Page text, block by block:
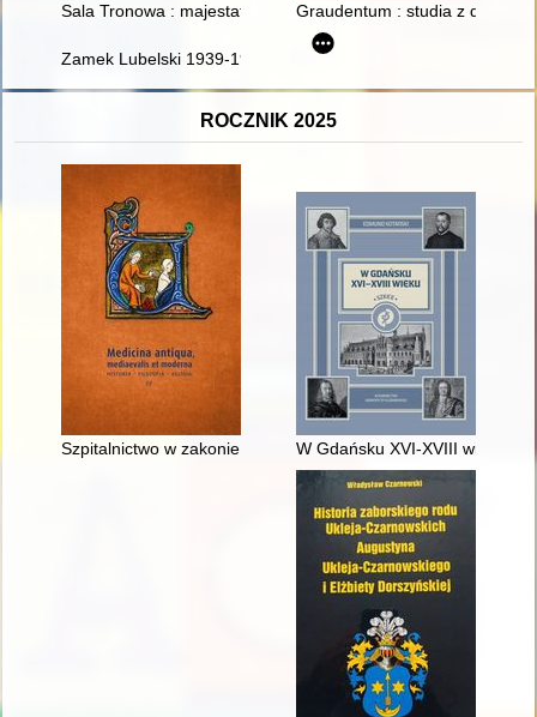
Sala Tronowa : majestat króla i Rzeczypospolitej
Graudentum : studia z dziejów
Zamek Lubelski 1939-1944 : przypomnienie w 80. rocznicę
ROCZNIK 2025
Szpitalnictwo w zakonie świętego Jana Jerozolimskiego w
W Gdańsku XVI-XVIII wieku :